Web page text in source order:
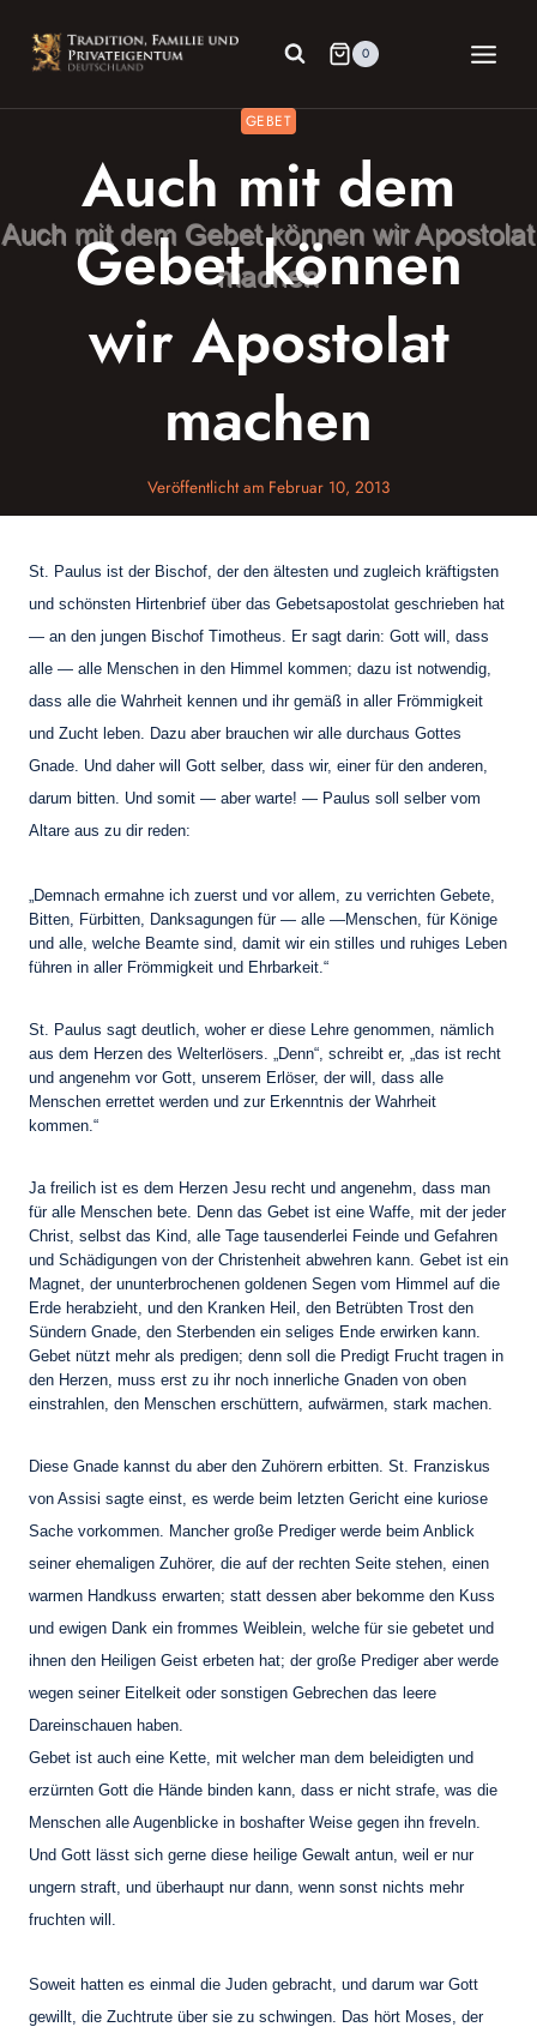
Inhalt
springen
0
GEBET
Auch mit dem
Gebet können
wir Apostolat
machen
Veröffentlicht am Februar 10, 2013
St. Paulus ist der Bischof, der den ältesten und zugleich kräftigsten
und schönsten Hirtenbrief über das Gebetsapostolat geschrieben hat
— an den jungen Bischof Timotheus. Er sagt darin: Gott will, dass
alle — alle Menschen in den Himmel kommen; dazu ist notwendig,
dass alle die Wahrheit kennen und ihr gemäß in aller Frömmigkeit
und Zucht leben. Dazu aber brauchen wir alle durchaus Gottes
Gnade. Und daher will Gott selber, dass wir, einer für den anderen,
darum bitten. Und somit — aber warte! — Paulus soll selber vom
Altare aus zu dir reden:
„Demnach ermahne ich zuerst und vor allem, zu verrichten Gebete,
Bitten, Fürbitten, Danksagungen für — alle —Menschen, für Könige
und alle, welche Beamte sind, damit wir ein stilles und ruhiges Leben
führen in aller Frömmigkeit und Ehrbarkeit.“
St. Paulus sagt deutlich, woher er diese Lehre genommen, nämlich
aus dem Herzen des Welterlösers. „Denn“, schreibt er, „das ist recht
und angenehm vor Gott, unserem Erlöser, der will, dass alle
Menschen errettet werden und zur Erkenntnis der Wahrheit
kommen.“
Ja freilich ist es dem Herzen Jesu recht und angenehm, dass man
für alle Menschen bete. Denn das Gebet ist eine Waffe, mit der jeder
Christ, selbst das Kind, alle Tage tausenderlei Feinde und Gefahren
und Schädigungen von der Christenheit abwehren kann. Gebet ist ein
Magnet, der ununterbrochenen goldenen Segen vom Himmel auf die
Erde herabzieht, und den Kranken Heil, den Betrübten Trost den
Sündern Gnade, den Sterbenden ein seliges Ende erwirken kann.
Gebet nützt mehr als predigen; denn soll die Predigt Frucht tragen in
den Herzen, muss erst zu ihr noch innerliche Gnaden von oben
einstrahlen, den Menschen erschüttern, aufwärmen, stark machen.
Diese Gnade kannst du aber den Zuhörern erbitten. St. Franziskus
von Assisi sagte einst, es werde beim letzten Gericht eine kuriose
Sache vorkommen. Mancher große Prediger werde beim Anblick
seiner ehemaligen Zuhörer, die auf der rechten Seite stehen, einen
warmen Handkuss erwarten; statt dessen aber bekomme den Kuss
und ewigen Dank ein frommes Weiblein, welche für sie gebetet und
ihnen den Heiligen Geist erbeten hat; der große Prediger aber werde
wegen seiner Eitelkeit oder sonstigen Gebrechen das leere
Dareinschauen haben.
Gebet ist auch eine Kette, mit welcher man dem beleidigten und
erzürnten Gott die Hände binden kann, dass er nicht strafe, was die
Menschen alle Augenblicke in boshafter Weise gegen ihn freveln.
Und Gott lässt sich gerne diese heilige Gewalt antun, weil er nur
ungern straft, und überhaupt nur dann, wenn sonst nichts mehr
fruchten will.
Soweit hatten es einmal die Juden gebracht, und darum war Gott
gewillt, die Zuchtrute über sie zu schwingen. Das hört Moses, der